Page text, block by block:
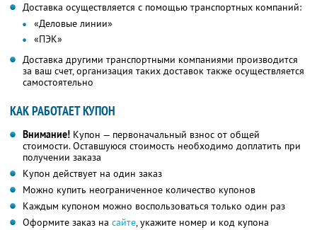
Доставка осуществляется с помощью транспортных компаний:
«Деловые линии»
«ПЭК»
Доставка другими транспортными компаниями производится
за ваш счет, организация таких доставок также осуществляется
самостоятельно
КАК РАБОТАЕТ КУПОН
Внимание! Купон — первоначальный взнос от общей
стоимости. Оставшуюся стоимость необходимо доплатить при
получении заказа
Купон действует на один заказ
Можно купить неограниченное количество купонов
Каждым купоном можно воспользоваться только один раз
Оформите заказ на сайте, укажите номер и код купона